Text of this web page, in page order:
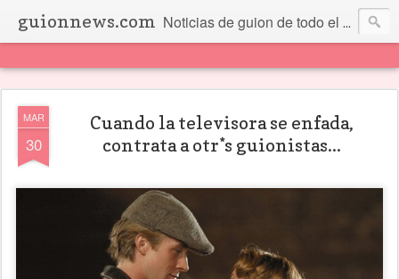
guionnews.com Noticias de guion de todo el mundo... Y más.
MAR
30
Cuando la televisora se enfada,
contrata a otr*s guionistas...